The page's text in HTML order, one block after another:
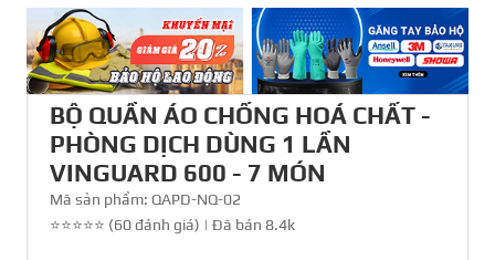
BỘ QUẦN ÁO CHỐNG HOÁ CHẤT -
PHÒNG DỊCH DÙNG 1 LẦN
VINGUARD 600 - 7 MÓN
Mã sản phẩm: QAPD-NQ-02
⭐⭐⭐⭐⭐ (60 đánh giá) | Đã bán 8.4k